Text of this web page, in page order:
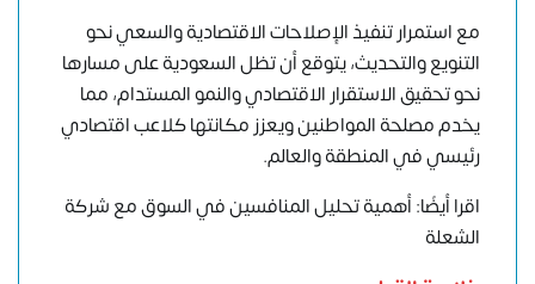
مع استمرار تنفيذ الإصلاحات الاقتصادية والسعي نحو
التنويع والتحديث، يتوقع أن تظل السعودية على مسارها
نحو تحقيق الاستقرار الاقتصادي والنمو المستدام، مما
يخدم مصلحة المواطنين ويعزز مكانتها كلاعب اقتصادي
رئيسي في المنطقة والعالم.
اقرا أيضًا: أهمية تحليل المنافسين في السوق مع شركة
الشعلة